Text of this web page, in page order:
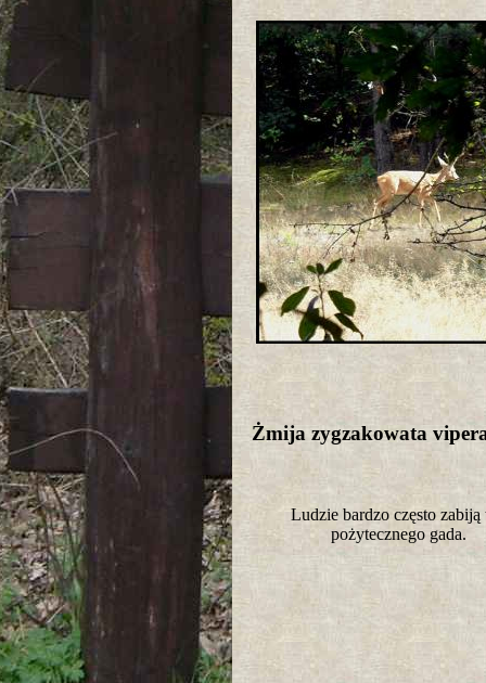
Żmija zygzakowata
Ludzie bardzo często zabiją
pożytecznego gada.